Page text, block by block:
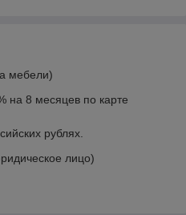
мебели)
на 8 месяцев по карте
рублях.
лицо)